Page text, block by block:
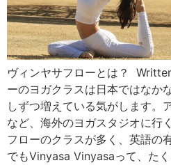
ヴィンヤサフローとは？
ーのヨガクラスは日本ではなか
しずつ増えている気がします。
など、海外のヨガスタジオに行
フローのクラスが多く、英語の
でもVinyasa Vinyasaって、た